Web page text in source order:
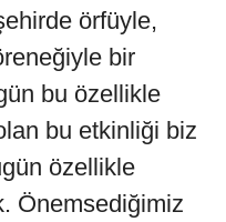
örfüyle,
bir
bu özellikle
bu etkinliği biz
özellikle
Önemsediğimiz